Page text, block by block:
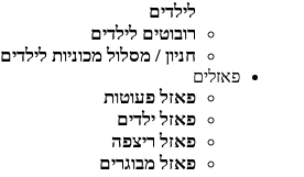
לילדים
רובוטים לילדים
חניון / מסלול מכוניות לילדים
פאזלים
פאזל פעוטות
פאזל ילדים
פאזל ריצפה
פאזל מבוגרים